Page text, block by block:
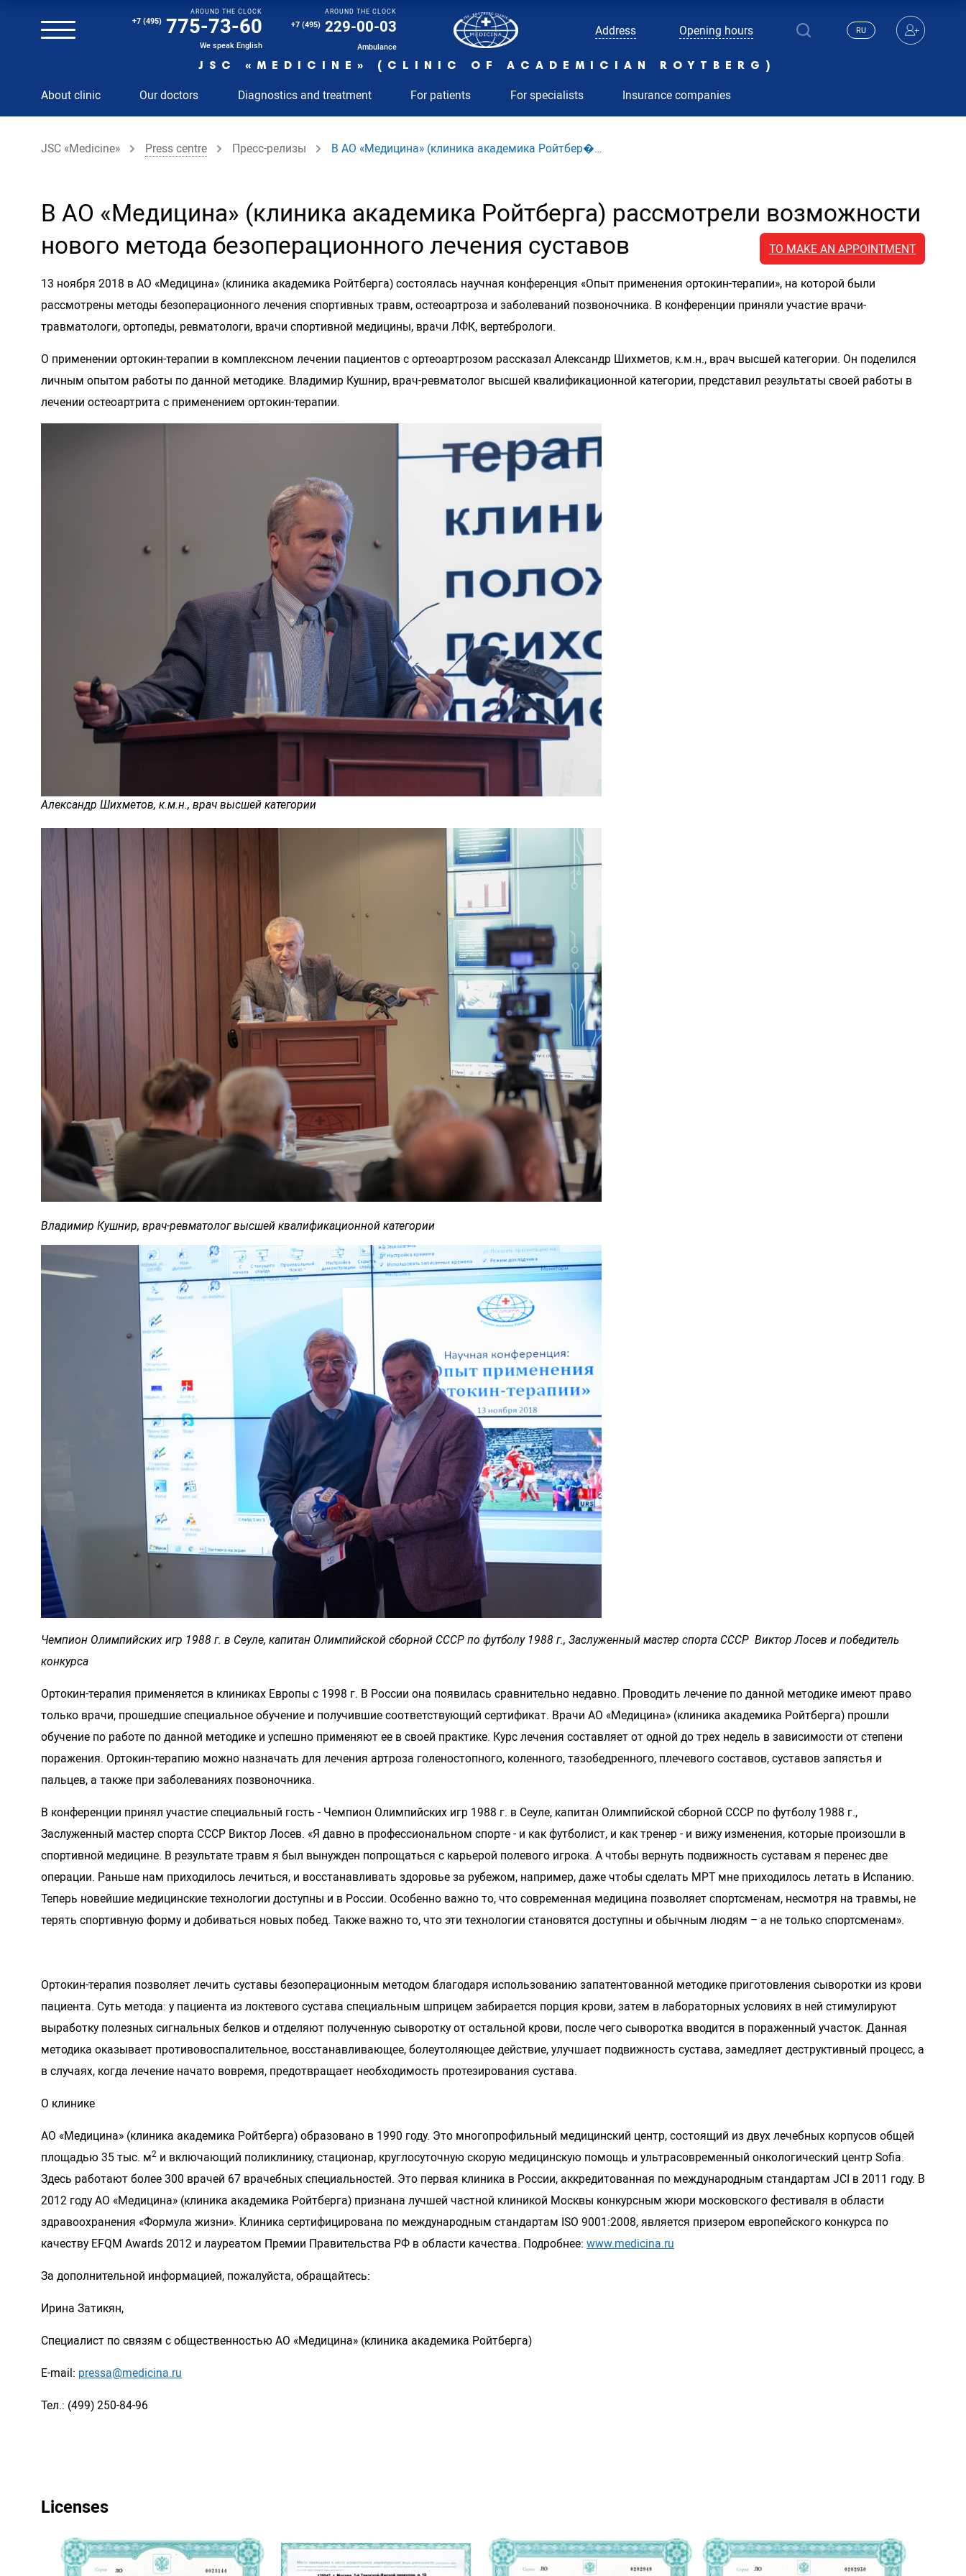
AROUND THE CLOCK
+7 (495) 775-73-60
We speak English
AROUND THE CLOCK
+7 (495) 229-00-03
Ambulance
Address Opening hours RU
TO MAKE AN APPOINTMENT
JSC «MEDICINE» (CLINIC OF ACADEMICIAN ROYTBERG)
About clinic Our doctors Diagnostics and treatment For patients For specialists Insurance companies
Magnetic resonance imaging (MRI) of the spine
Clinical and diagnostic laboratory
MRI of the head with contrast
Cosmetology
Paid hospitalization of patients with coronavirus
JSC «Medicine» Press centre Пресс-релизы В АО «Медицина» (клиника академика Ройтбер�…
В АО «Медицина» (клиника академика Ройтберга) рассмотрели возможности
нового метода безоперационного лечения суставов
13 ноября 2018 в АО «Медицина» (клиника академика Ройтберга) состоялась научная конференция «Опыт применения ортокин-терапии», на которой были
рассмотрены методы безоперационного лечения спортивных травм, остеоартроза и заболеваний позвоночника. В конференции приняли участие врачи-
травматологи, ортопеды, ревматологи, врачи спортивной медицины, врачи ЛФК, вертебрологи.
О применении ортокин-терапии в комплексном лечении пациентов с ортеоартрозом рассказал Александр Шихметов, к.м.н., врач высшей категории. Он поделился
личным опытом работы по данной методике. Владимир Кушнир, врач-ревматолог высшей квалификационной категории, представил результаты своей работы в
лечении остеоартрита с применением ортокин-терапии.
Александр Шихметов, к.м.н., врач высшей категории
Владимир Кушнир, врач-ревматолог высшей квалификационной категории
Чемпион Олимпийских игр 1988 г. в Сеуле, капитан Олимпийской сборной СССР по футболу 1988 г., Заслуженный мастер спорта СССР Виктор Лосев и победитель
конкурса
Ортокин-терапия применяется в клиниках Европы с 1998 г. В России она появилась сравнительно недавно. Проводить лечение по данной методике имеют право
только врачи, прошедшие специальное обучение и получившие соответствующий сертификат. Врачи АО «Медицина» (клиника академика Ройтберга) прошли
обучение по работе по данной методике и успешно применяют ее в своей практике. Курс лечения составляет от одной до трех недель в зависимости от степени
поражения. Ортокин-терапию можно назначать для лечения артроза голеностопного, коленного, тазобедренного, плечевого составов, суставов запястья и
пальцев, а также при заболеваниях позвоночника.
В конференции принял участие специальный гость - Чемпион Олимпийских игр 1988 г. в Сеуле, капитан Олимпийской сборной СССР по футболу 1988 г.,
Заслуженный мастер спорта СССР Виктор Лосев. «Я давно в профессиональном спорте - и как футболист, и как тренер - и вижу изменения, которые произошли в
спортивной медицине. В результате травм я был вынужден попрощаться с карьерой полевого игрока. А чтобы вернуть подвижность суставам я перенес две
операции. Раньше нам приходилось лечиться, и восстанавливать здоровье за рубежом, например, даже чтобы сделать МРТ мне приходилось летать в Испанию.
Теперь новейшие медицинские технологии доступны и в России. Особенно важно то, что современная медицина позволяет спортсменам, несмотря на травмы, не
терять спортивную форму и добиваться новых побед. Также важно то, что эти технологии становятся доступны и обычным людям – а не только спортсменам».
Ортокин-терапия позволяет лечить суставы безоперационным методом благодаря использованию запатентованной методике приготовления сыворотки из крови
пациента. Суть метода: у пациента из локтевого сустава специальным шприцем забирается порция крови, затем в лабораторных условиях в ней стимулируют
выработку полезных сигнальных белков и отделяют полученную сыворотку от остальной крови, после чего сыворотка вводится в пораженный участок. Данная
методика оказывает противовоспалительное, восстанавливающее, болеутоляющее действие, улучшает подвижность сустава, замедляет деструктивный процесс, а
в случаях, когда лечение начато вовремя, предотвращает необходимость протезирования сустава.
О клинике
АО «Медицина» (клиника академика Ройтберга) образовано в 1990 году. Это многопрофильный медицинский центр, состоящий из двух лечебных корпусов общей
площадью 35 тыс. м2 и включающий поликлинику, стационар, круглосуточную скорую медицинскую помощь и ультрасовременный онкологический центр Sofia.
Здесь работают более 300 врачей 67 врачебных специальностей. Это первая клиника в России, аккредитованная по международным стандартам JCI в 2011 году. В
2012 году АО «Медицина» (клиника академика Ройтберга) признана лучшей частной клиникой Москвы конкурсным жюри московского фестиваля в области
здравоохранения «Формула жизни». Клиника сертифицирована по международным стандартам ISO 9001:2008, является призером европейского конкурса по
качеству EFQM Awards 2012 и лауреатом Премии Правительства РФ в области качества. Подробнее: www.medicina.ru
За дополнительной информацией, пожалуйста, обращайтесь:
Ирина Затикян,
Специалист по связям с общественностью АО «Медицина» (клиника академика Ройтберга)
E-mail: pressa@medicina.ru
Тел.: (499) 250-84-96
Licenses